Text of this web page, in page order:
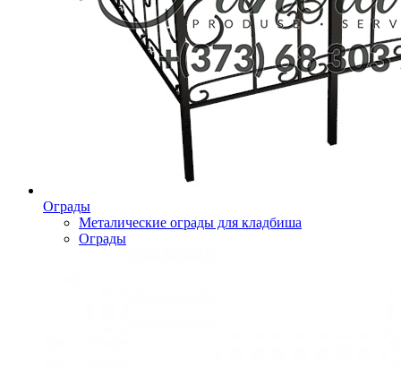
Ограды
Металические ограды для кладбиша
Ограды